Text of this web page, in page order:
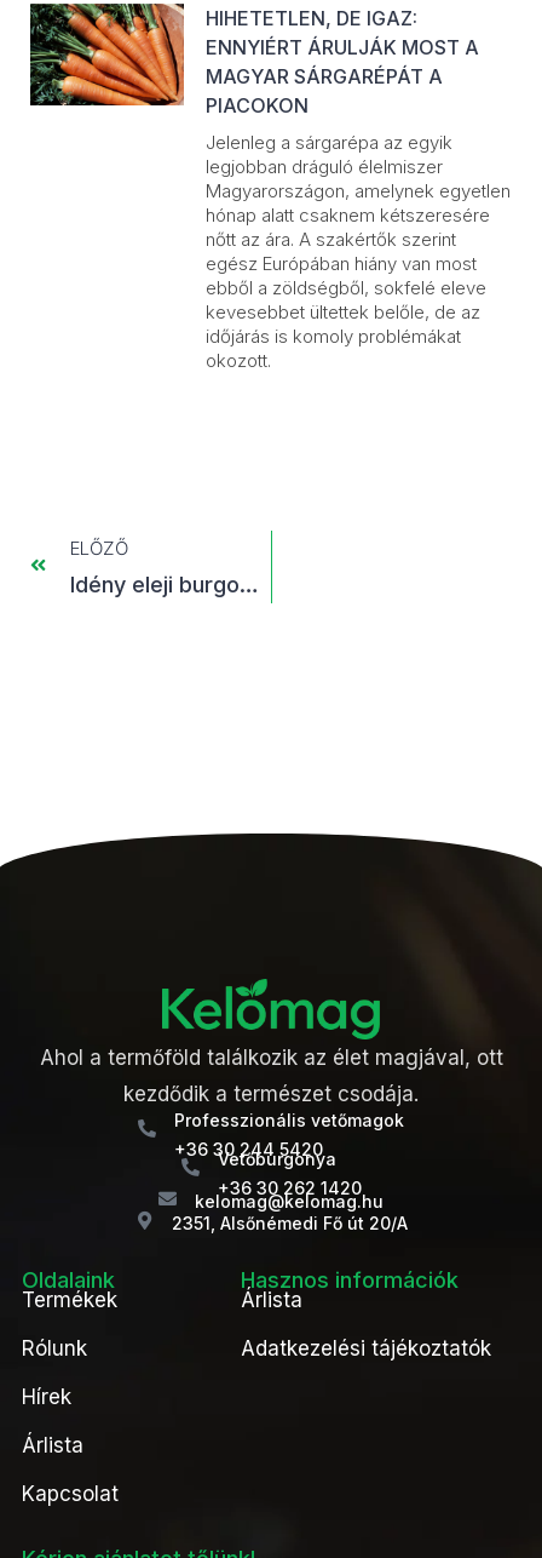
HIHETETLEN, DE IGAZ:
ENNYIÉRT ÁRULJÁK MOST A
MAGYAR SÁRGARÉPÁT A
PIACOKON
Jelenleg a sárgarépa az egyik
legjobban dráguló élelmiszer
Magyarországon, amelynek egyetlen
hónap alatt csaknem kétszeresére
nőtt az ára. A szakértők szerint
egész Európában hiány van most
ebből a zöldségből, sokfelé eleve
kevesebbet ültettek belőle, de az
időjárás is komoly problémákat
okozott.
ELŐZŐ
Idény eleji burgonyakörkép
Ahol a termőföld találkozik az élet magjával, ott
kezdődik a természet csodája.
Professzionális vetőmagok
+36 30 244 5420
Vetőburgonya
+36 30 262 1420
kelomag@kelomag.hu
2351, Alsőnémedi Fő út 20/A
Oldalaink
Termékek
Rólunk
Hírek
Árlista
Kapcsolat
Hasznos információk
Árlista
Adatkezelési tájékoztatók